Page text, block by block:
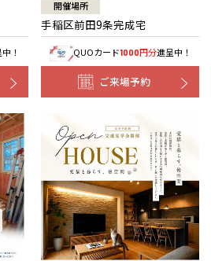
！
開催場所
手稲区前田9条完成宅
QUOカード1000円分進呈中！
ご来場予約